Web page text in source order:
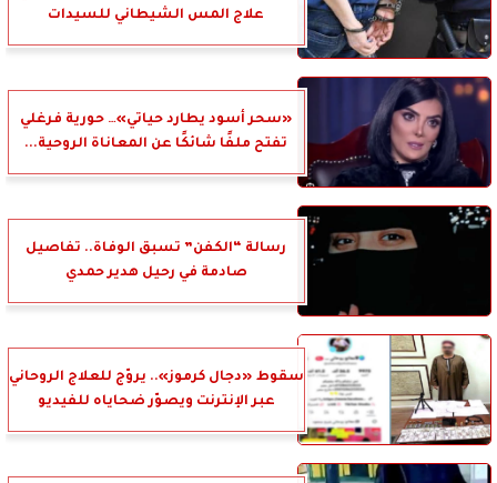
علاج المس الشيطاني للسيدات
«سحر أسود يطارد حياتي»… حورية فرغلي
تفتح ملفًا شائكًا عن المعاناة الروحية...
رسالة “الكفن” تسبق الوفاة.. تفاصيل
صادمة في رحيل هدير حمدي
سقوط «دجال كرموز».. يروّج للعلاج الروحاني
عبر الإنترنت ويصوّر ضحاياه للفيديو